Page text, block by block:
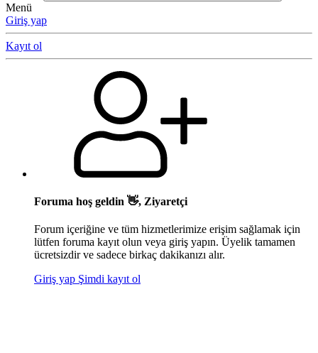
Menü
Giriş yap
Kayıt ol
Foruma hoş geldin 👋, Ziyaretçi
Forum içeriğine ve tüm hizmetlerimize erişim sağlamak için
lütfen foruma kayıt olun veya giriş yapın. Üyelik tamamen
ücretsizdir ve sadece birkaç dakikanızı alır.
Giriş yap Şimdi kayıt ol